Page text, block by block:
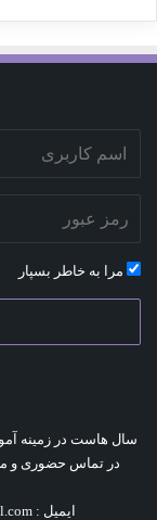
مرا به خاطر بسپار
سال هاست در زمینه
در تماس حضوری و
ایمیل : raha777raha@gmail.com تماس : 09002047070